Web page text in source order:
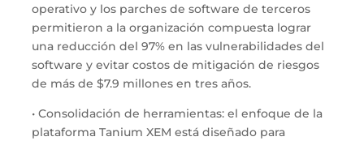
operativo y los parches de software de terceros
permitieron a la organización compuesta lograr
una reducción del 97% en las vulnerabilidades del
software y evitar costos de mitigación de riesgos
de más de $7.9 millones en tres años.
• Consolidación de herramientas: el enfoque de la
plataforma Tanium XEM está diseñado para